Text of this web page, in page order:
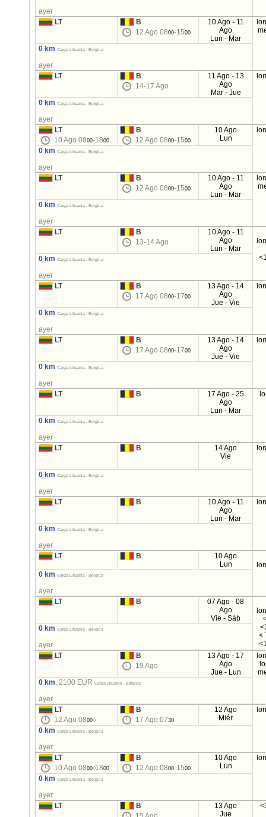
ayer
LT
B
12 Ago 0800-1500
10 Ago - 11
Ago
Lun - Mar
0 km Carga Lituania - Bélgica
ayer
LT
B
14-17 Ago
11 Ago - 13
Ago
Mar - Jue
0 km Carga Lituania - Bélgica
ayer
LT
10 Ago 0800-1800
B
12 Ago 0800-1500
10 Ago
Lun
0 km Carga Lituania - Bélgica
ayer
LT
B
12 Ago 0800-1500
10 Ago - 11
Ago
Lun - Mar
0 km Carga Lituania - Bélgica
ayer
LT
B
13-14 Ago
10 Ago - 11
Ago
Lun - Mar
0 km Carga Lituania - Bélgica
ayer
LT
B
17 Ago 0800-1700
13 Ago - 14
Ago
Jue - Vie
0 km Carga Lituania - Bélgica
ayer
LT
B
17 Ago 0800-1700
13 Ago - 14
Ago
Jue - Vie
0 km Carga Lituania - Bélgica
ayer
LT
B
17 Ago - 25
Ago
Lun - Mar
0 km Carga Lituania - Bélgica
ayer
LT
B
14 Ago
Vie
0 km Carga Lituania - Bélgica
ayer
LT
B
10 Ago - 11
Ago
Lun - Mar
0 km Carga Lituania - Bélgica
ayer
LT
B
10 Ago
Lun
0 km
Carga Lituania - Bélgica
ayer
LT
B
07 Ago - 08
Ago
Vie - Sáb
<
0 km Carga Lituania - Bélgica
ayer
LT
B
19 Ago
13 Ago - 17
Ago
Jue - Lun
0 km, 2100 EURCarga Lituania - Bélgica
ayer
LT
12 Ago 0800
B
17 Ago 0730
12 Ago
Miér
0 km Carga Lituania - Bélgica
ayer
LT
10 Ago 0800-1800
B
12 Ago 0800-1500
10 Ago
Lun
0 km Carga Lituania - Bélgica
ayer
LT
B
13 Ago
Jue